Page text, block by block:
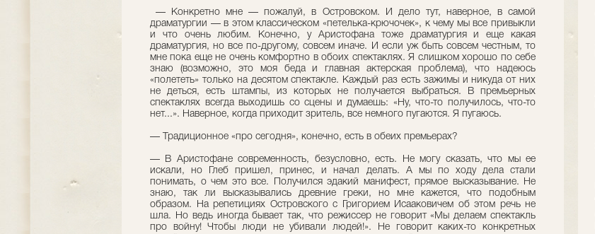
— Конкретно мне — пожалуй, в Островском. И дело тут, наверное, в самой
драматургии — в этом классическом «петелька-крючочек», к чему мы все привыкли
и что очень любим. Конечно, у Аристофана тоже драматургия и еще какая
драматургия, но все по-другому, совсем иначе. И если уж быть совсем честным, то
мне пока еще не очень комфортно в обоих спектаклях. Я слишком хорошо по себе
знаю (возможно, это моя беда и главная актерская проблема), что надеюсь
«полететь» только на десятом спектакле. Каждый раз есть зажимы и никуда от них
не деться, есть штампы, из которых не получается выбраться. В премьерных
спектаклях всегда выходишь со сцены и думаешь: «Ну, что-то получилось, что-то
нет...». Наверное, когда приходит зритель, все немного пугаются. Я пугаюсь.
— Традиционное «про сегодня», конечно, есть в обеих премьерах?
— В Аристофане современность, безусловно, есть. Не могу сказать, что мы ее
искали, но Глеб пришел, принес, и начал делать. А мы по ходу дела стали
понимать, о чем это все. Получился эдакий манифест, прямое высказывание. Не
знаю, так ли высказывались древние греки, но мне кажется, что подобным
образом. На репетициях Островского с Григорием Исааковичем об этом речь не
шла. Но ведь иногда бывает так, что режиссер не говорит «Мы делаем спектакль
про войну! Чтобы люди не убивали людей!». Не говорит каких-то конкретных